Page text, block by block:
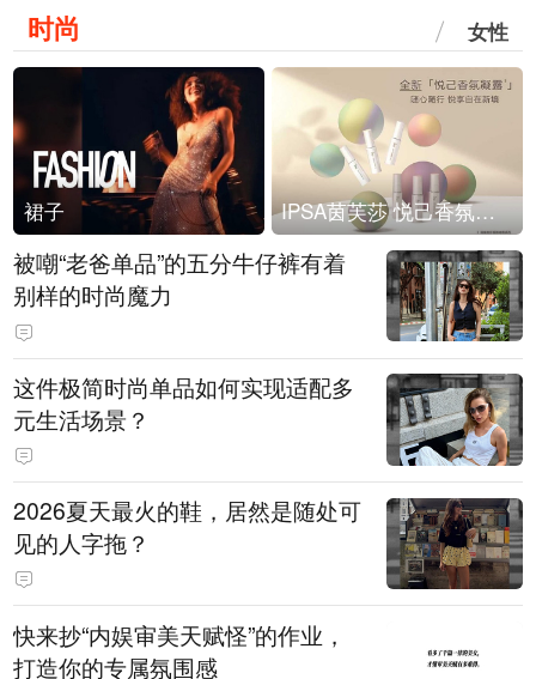
时尚 女性
裙子 IPSA茵芙莎 悦己香氛凝露上市
被嘲“老爸单品”的五分牛仔裤有着
别样的时尚魔力
这件极简时尚单品如何实现适配多
元生活场景？
2026夏天最火的鞋，居然是随处可
见的人字拖？
快来抄“内娱审美天赋怪”的作业，
打造你的专属氛围感